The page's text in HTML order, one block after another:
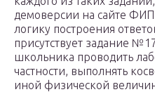
демоверсии на сайте
логику построения
присутствует задание
школьника проводить
частности, выполнять
иной физической